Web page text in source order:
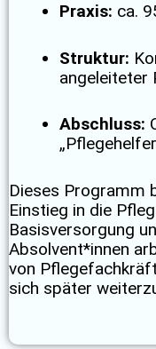
Praxis: ca.
Struktur:
angeleiteter
Abschluss:
Dieses Programm
Einstieg in die
Basisversorgung
Absolvent*innen
von
sich später